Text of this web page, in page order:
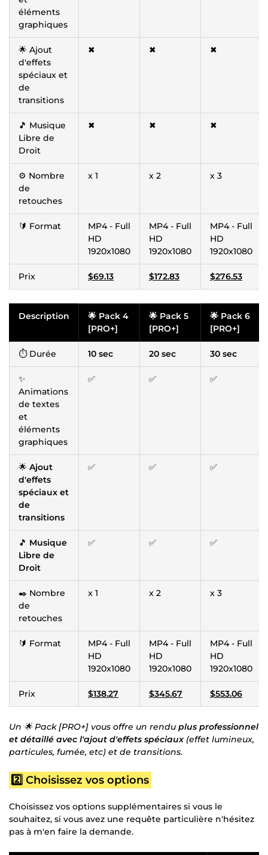
éléments
graphiques
🌟 Ajout
d'effets
spéciaux et
de
transitions
✖ ✖ ✖
🎵 Musique
Libre de
Droit
✖ ✖ ✖
⚙️ Nombre
de
retouches
x 1 x 2 x 3
🔰 Format
MP4 - Full
HD
1920x1080
MP4 - Full
HD
1920x1080
MP4 - Full
HD
1920x1080
Prix $69.13 $172.83 $276.53
Description
🌟 Pack 4
[PRO+]
🌟 Pack 5
[PRO+]
🌟 Pack 6
[PRO+]
⏱ Durée 10 sec 20 sec 30 sec
✨
Animations
de textes
et
éléments
graphiques
✅ ✅ ✅
🌟 Ajout
d'effets
spéciaux et
de
transitions
✅ ✅ ✅
🎵 Musique
Libre de
Droit
✅ ✅ ✅
✒️ Nombre
de
retouches
x 1 x 2 x 3
🔰 Format
MP4 - Full
HD
1920x1080
MP4 - Full
HD
1920x1080
MP4 - Full
HD
1920x1080
Prix $138.27 $345.67 $553.06
Un 🌟 Pack [PRO+] vous offre un rendu plus professionnel
et détaillé avec l'ajout d'effets spéciaux(effet lumineux,
particules, fumée, etc) et de transitions.
2️⃣ Choisissez vos options
Choisissez vos options supplémentaires si vous le
souhaitez, si vous avez une requête particulière n'hésitez
pas à m'en faire la demande.